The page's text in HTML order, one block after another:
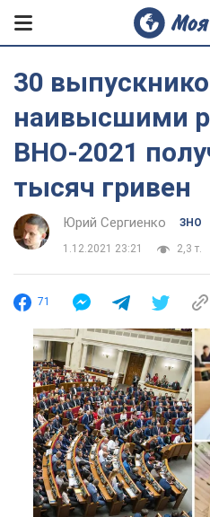
30
наивысшими
ВНО-2021
тысяч гривен
Юрий Сергиенко ЗНО
1.12.2021 23:21 2,3 т.
71